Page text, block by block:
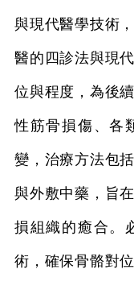
與現代醫學技術
醫的四診法與現
位與程度，為後
性筋骨損傷、各
變，治療方法包
與外敷中藥，旨
損組織的癒合。
術，確保骨骼對